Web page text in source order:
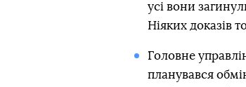
усі вони
Ніяких доказів
Головне
планувався